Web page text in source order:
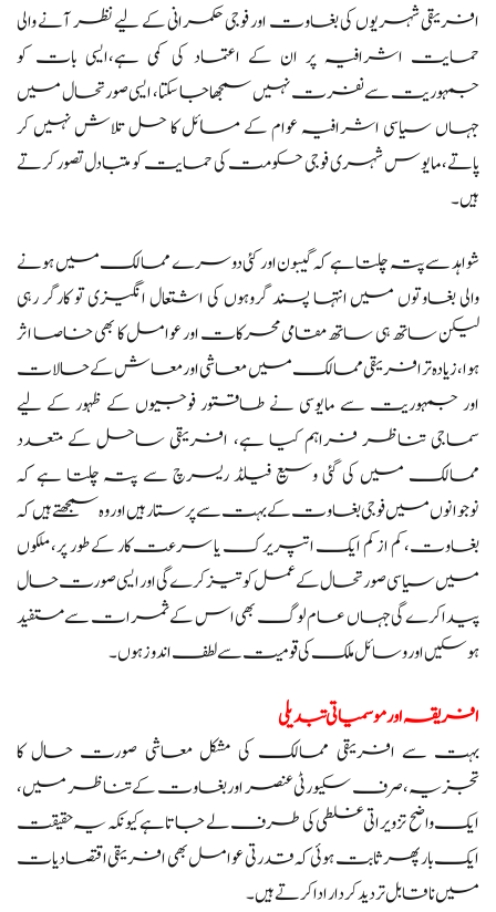
افریقی شہریوں کی بغاوت اور فوجی حکمرانی کے لیے نظر آنے والی
حمایت اشرافیہ پر ان کے اعتماد کی کمی ہے،ایسی بات کو
جمہوریت سے نفرت نہیں سمجھا جا سکتا، ایسی صورتحال میں
جہاں سیاسی اشرافیہ عوام کے مسائل کا حل تلاش نہیں کر
پاتے، مایوس شہری فوجی حکومت کی حمایت کو متبادل تصور کرتے
ہیں۔
شواہد سے پتہ چلتا ہے کہ گیبون اور کئی دوسرے ممالک میں ہونے
والی بغاوتوں میں انتہا پسند گروہوں کی اشتعال انگیزی تو کارگر رہی
لیکن ساتھ ہی ساتھ مقامی محرکات اور عوامل کا بھی خاصا اثر
ہوا، زیادہ تر افریقی ممالک میں معاشی اور معاش کے حالات
اور جمہوریت سے مایوسی نے طاقتور فوجیوں کے ظہور کے لیے
سماجی تناظر فراہم کیا ہے، افریقی ساحل کے متعدد
ممالک میں کی گئی وسیع فیلڈ ریسرچ سے پتہ چلتا ہے کہ
نوجوانوں میں فوجی بغاوت کے بہت سے پرستار ہیں اور وہ سمجھتے ہیں کہ
بغاوت، کم از کم ایک اتپریرک یا سرعت کار کے طور پر، ملکوں
میں سیاسی صورتحال کے عمل کو تیز کرے گی اور ایسی صورت حال
پیدا کرے گی جہاں عام لوگ بھی اس کے ثمرات سے مستفید
ہو سکیں اور وسائل ملک کی قومیت سے لطف اندوز ہوں۔
افریقہ اور موسمیاتی تبدیلی
بہت سے افریقی ممالک کی مشکل معاشی صورت حال کا
تجزیہ، صرف سکیورٹی عنصر اور بغاوت کے تناظر میں،
ایک واضح تزویراتی غلطی کی طرف لے جاتا ہے کیونکہ یہ حقیقت
ایک بار پھر ثابت ہوئی کہ قدرتی عوامل بھی افریقی اقتصادیات
میں ناقابل تردید کردار ادا کرتے ہیں۔